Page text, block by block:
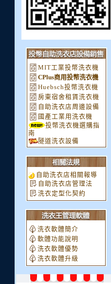
MIT工業投幣洗衣機
CPlus商用投幣洗衣機
Huebsch投幣洗衣機
房東宿舍租賃洗衣機
自助洗衣店周邊設備
國產工業用洗衣機
投幣洗衣機選購指
南
隧道洗衣設備
自助洗衣店相關報導
自助洗衣店管理法
洗衣定型化契約
洗衣軟體簡介
軟體功能說明
洗衣軟體優勢
洗衣軟體升級